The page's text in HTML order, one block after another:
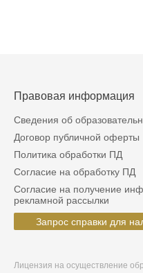
Сведения об
Договор публичной оферты
Политика обработки ПД
Согласие на обработку ПД
Согласие на получение
рекламной рассылки
Правовая информация
Лицензия на осуществление
Запрос справки для